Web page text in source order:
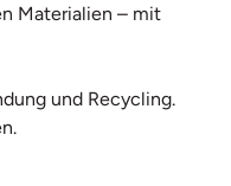
Materialien – mit
und Recycling.